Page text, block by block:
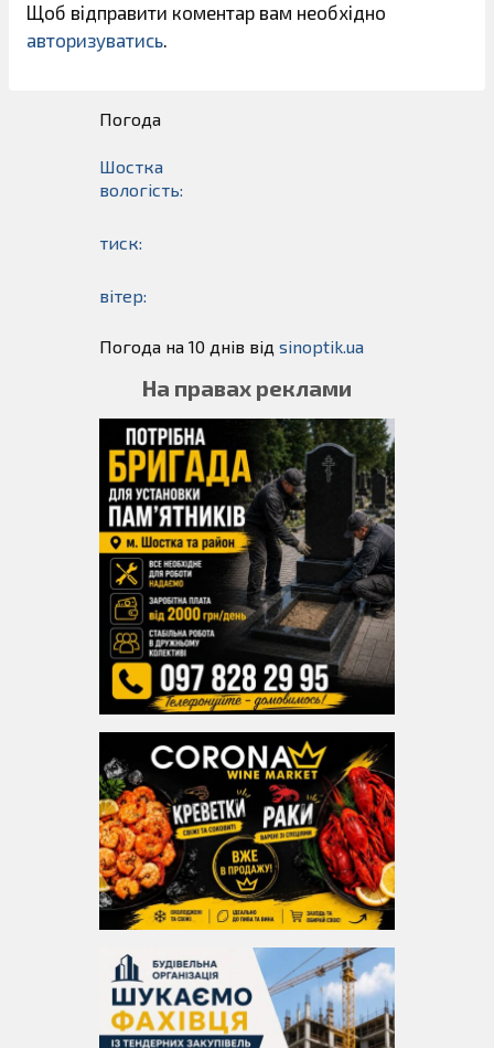
Щоб відправити коментар вам необхідно
авторизуватись.
Погода
Шостка
вологість:
тиск:
вітер:
Погода на 10 днів від sinoptik.ua
На правах реклами